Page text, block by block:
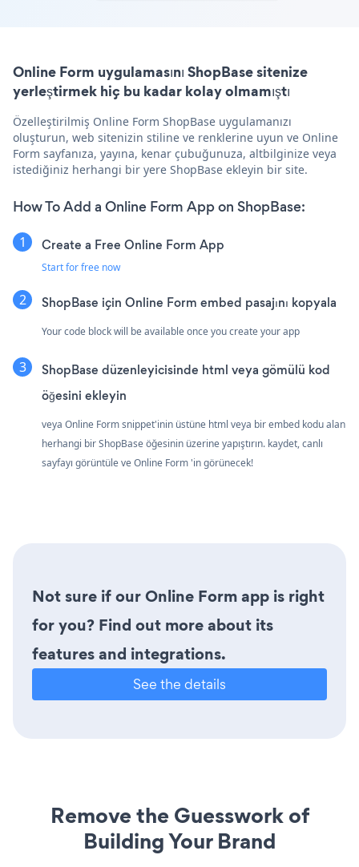
Online Form uygulamasını ShopBase sitenize
yerleştirmek hiç bu kadar kolay olmamıştı
Özelleştirilmiş Online Form ShopBase uygulamanızı
oluşturun, web sitenizin stiline ve renklerine uyun ve Online
Form sayfanıza, yayına, kenar çubuğunuza, altbilginize veya
istediğiniz herhangi bir yere ShopBase ekleyin bir site.
How To Add a Online Form App on ShopBase:
Create a Free Online Form App
Start for free now
ShopBase için Online Form embed pasajını kopyala
Your code block will be available once you create your app
ShopBase düzenleyicisinde html veya gömülü kod
öğesini ekleyin
veya Online Form snippet'inin üstüne html veya bir embed kodu alan
herhangi bir ShopBase öğesinin üzerine yapıştırın. kaydet, canlı
sayfayı görüntüle ve Online Form 'in görünecek!
Not sure if our Online Form app is right
for you? Find out more about its
features and integrations.
See the details
Remove the Guesswork of
Building Your Brand